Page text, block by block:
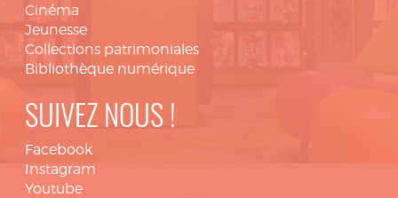
Cinéma
Jeunesse
Collections patrimoniales
Bibliothèque numérique
SUIVEZ NOUS !
Facebook
Instagram
Youtube